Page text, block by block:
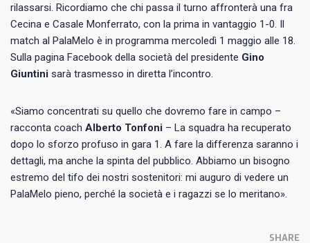
rilassarsi. Ricordiamo che chi passa il turno affronterà una fra
Cecina e Casale Monferrato, con la prima in vantaggio 1-0. Il
match al PalaMelo è in programma mercoledì 1 maggio alle 18.
Sulla pagina Facebook della società del presidente Gino
Giuntini sarà trasmesso in diretta l’incontro.
«Siamo concentrati su quello che dovremo fare in campo –
racconta coach Alberto Tonfoni – La squadra ha recuperato
dopo lo sforzo profuso in gara 1. A fare la differenza saranno i
dettagli, ma anche la spinta del pubblico. Abbiamo un bisogno
estremo del tifo dei nostri sostenitori: mi auguro di vedere un
PalaMelo pieno, perché la società e i ragazzi se lo meritano».
SHARE